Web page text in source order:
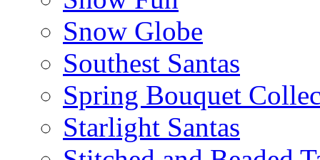
Snow Globe
Southest Santas
Spring Bouquet
Starlight Santas